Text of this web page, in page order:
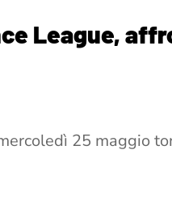
League,
25 maggio